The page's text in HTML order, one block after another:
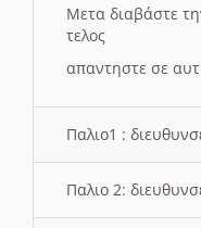
Μετα διαβάστε
τελος
απαντηστε σε
Παλιο1 :
Παλιο 2: